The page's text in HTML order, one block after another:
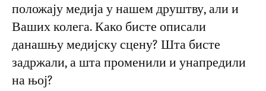
положају медија у нашем друштву, али и
Ваших колега. Како бисте описали
данашњу медијску сцену? Шта бисте
задржали, а шта променили и унапредили
на њој?